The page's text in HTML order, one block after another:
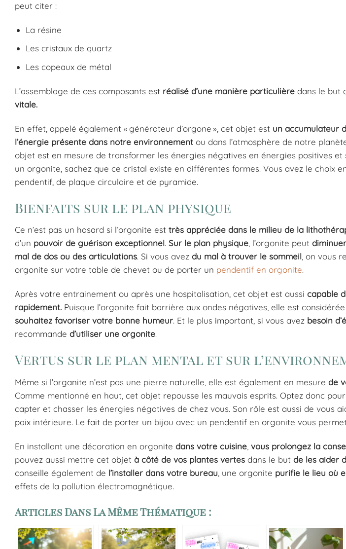
peut citer :
La résine
Les cristaux de quartz
Les copeaux de métal
L’assemblage de ces composants est réalisé d’une manière particulière dans le but
vitale.
En effet, appelé également « générateur d’orgone », cet objet est un accumulateur
l’énergie présente dans notre environnement ou dans l’atmosphère de notre
objet est en mesure de transformer les énergies négatives en énergies positives et
un orgonite, sachez que ce cristal existe en différentes formes. Vous avez le choix
pendentif, de plaque circulaire et de pyramide.
Bienfaits sur le plan physique
Ce n’est pas un hasard si l’orgonite est très appréciée dans le milieu de la
d’un pouvoir de guérison exceptionnel. Sur le plan physique, l’orgonite peut
mal de dos ou des articulations. Si vous avez du mal à trouver le sommeil, on vous
orgonite sur votre table de chevet ou de porter un pendentif en orgonite.
Après votre entrainement ou après une hospitalisation, cet objet est aussi capable
rapidement. Puisque l’orgonite fait barrière aux ondes négatives, elle est
souhaitez favoriser votre bonne humeur. Et le plus important, si vous avez besoin
recommande d’utiliser une orgonite.
Vertus sur le plan mental et sur
Même si l’organite n’est pas une pierre naturelle, elle est également en mesure de
Comme mentionné en haut, cet objet repousse les mauvais esprits. Optez donc
capter et chasser les énergies négatives de chez vous. Son rôle est aussi de vous
paix intérieure. Le fait de porter un bijou avec un pendentif en orgonite vous
En installant une décoration en orgonite dans votre cuisine vous prolongez la
pouvez aussi mettre cet objet à côté de vos plantes vertes dans le but de les aider
conseille également de l’installer dans votre bureau , une orgonite purifie le lieu où
effets de la pollution électromagnétique.
Articles Dans La Même Thématique :